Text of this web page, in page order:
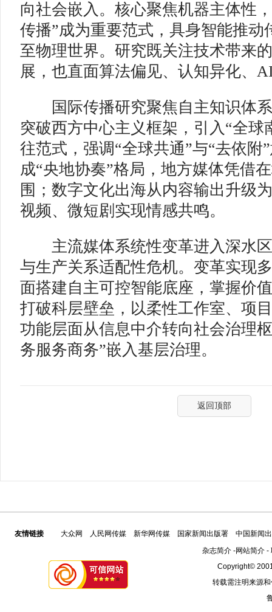
向社会嵌入。核心聚焦机器主体性
传播”成为重要范式，具身智能推动
至物理世界。研究既关注技术带来
展，也直面算法偏见、认知异化、
国际传播研究聚焦自主知识体系
突破西方中心主义框架，引入“全球
往范式，强调“全球共通”与“去依附
成“央地协奏”格局，地方媒体凭借
围；数字文化出海从内容输出升级
视频、微短剧实现情感共鸣。
主流媒体系统性变革进入深水区
与生产关系适配性危机。变革实现
面搭建自主可控智能底座，掌握价
打破科层壁垒，以柔性工作室、项
功能层面从信息中介转向社会治理
务服务商务”嵌入基层治理。
返回顶部
友情链接 大众网 人民网传媒 新华网传媒 国家新闻出版署
中国新闻
杂志简介-网站简介-
Copyright©
转载需注明来源